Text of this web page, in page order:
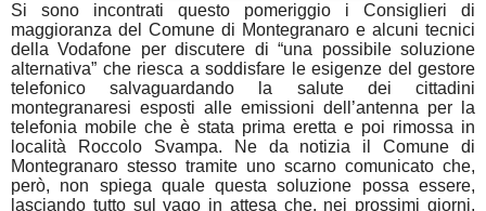
Si sono incontrati questo pomeriggio i Consiglieri di
maggioranza del Comune di Montegranaro e alcuni tecnici
della Vodafone per discutere di “una possibile soluzione
alternativa” che riesca a soddisfare le esigenze del gestore
telefonico salvaguardando la salute dei cittadini
montegranaresi esposti alle emissioni dell’antenna per la
telefonia mobile che è stata prima eretta e poi rimossa in
località Roccolo Svampa. Ne da notizia il Comune di
Montegranaro stesso tramite uno scarno comunicato che,
però, non spiega quale questa soluzione possa essere,
lasciando tutto sul vago in attesa che, nei prossimi giorni,